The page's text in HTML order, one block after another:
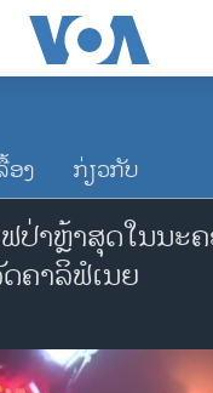
ທີບໍດີ ສະຫະລັດ 2024
ອງ ກ່ຽວກັບ
ປ່າຫຼ້າສຸດໃນນະ
ຄາລິຟໍເນຍ